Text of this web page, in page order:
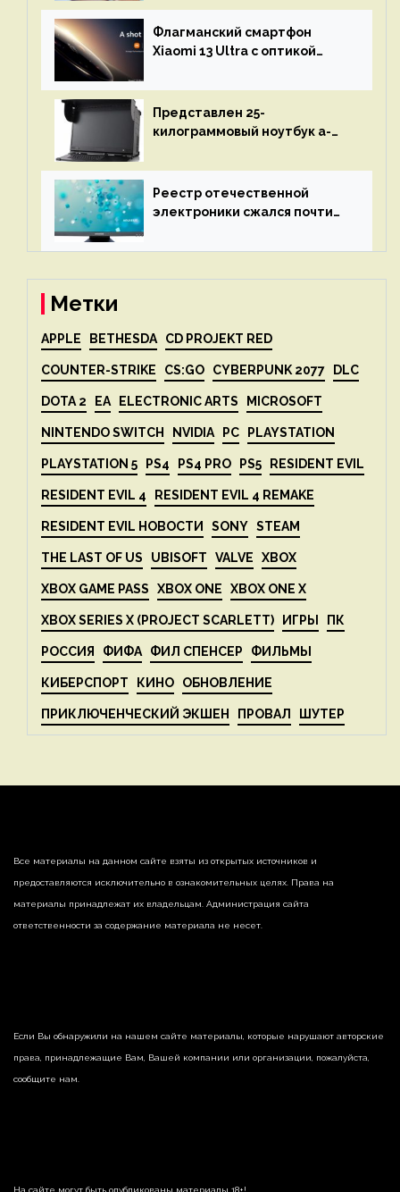
остановится до полного
восстановления кода и
объяснит, что пошло не так
Флагманский смартфон
Xiaomi 13 Ultra с оптикой
представят 18 апреля
Представлен 25-
килограммовый ноутбук a-
до 3 Тбайт DDR5 и шесть
дисплеев
Реестр отечественной
электроники сжался почти
Метки
APPLE BETHESDA CD PROJEKT RED
COUNTER-STRIKE CS:GO CYBERPUNK 2077 DLC
DOTA 2 EA ELECTRONIC ARTS MICROSOFT
NINTENDO SWITCH NVIDIA PC PLAYSTATION
PLAYSTATION 5 PS4 PS4 PRO PS5 RESIDENT EVIL
RESIDENT EVIL 4 RESIDENT EVIL 4 REMAKE
RESIDENT EVIL НОВОСТИ SONY STEAM
THE LAST OF US UBISOFT VALVE XBOX
XBOX GAME PASS XBOX ONE XBOX ONE X
XBOX SERIES X (PROJECT SCARLETT) ИГРЫ ПК
РОССИЯ ФИФА ФИЛ СПЕНСЕР ФИЛЬМЫ
КИБЕРСПОРТ КИНО ОБНОВЛЕНИЕ
ПРИКЛЮЧЕНЧЕСКИЙ ЭКШЕН ПРОВАЛ ШУТЕР
Все материалы на данном сайте взяты из открытых источников и
предоставляются исключительно в ознакомительных целях. Права на
материалы принадлежат их владельцам. Администрация сайта
ответственности за содержание материала не несет.
Если Вы обнаружили на нашем сайте материалы, которые нарушают авторские
права, принадлежащие Вам, Вашей компании или организации, пожалуйста,
сообщите нам.
На сайте могут быть опубликованы материалы 18+!